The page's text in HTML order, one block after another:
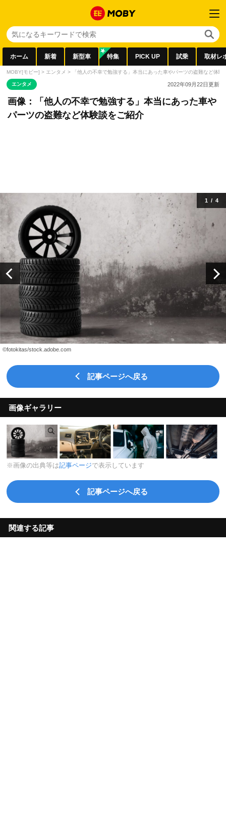
ホーム 新着 新型車 特集 PICK UP 試乗 取材レ
MOBY[モビー] > エンタメ > 「他人の不幸で勉強する」本当にあった車やパーツの盗難など体験
エンタメ 2022年09月22日更新
画像：「他人の不幸で勉強する」本当にあった車や
パーツの盗難など体験談をご紹介
©fotokitas/stock.adobe.com
1 / 4
記事ページへ戻る
画像ギャラリー
※画像の出典等は記事ページで表示しています
記事ページへ戻る
関連する記事